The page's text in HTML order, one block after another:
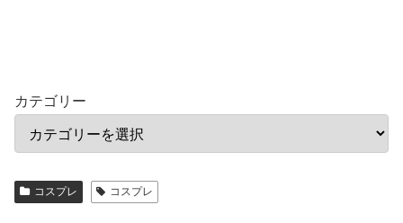
カテゴリー
コスプレ コスプレ